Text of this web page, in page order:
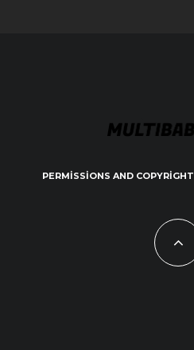
PERMISSIONS AND COPYRIGHT